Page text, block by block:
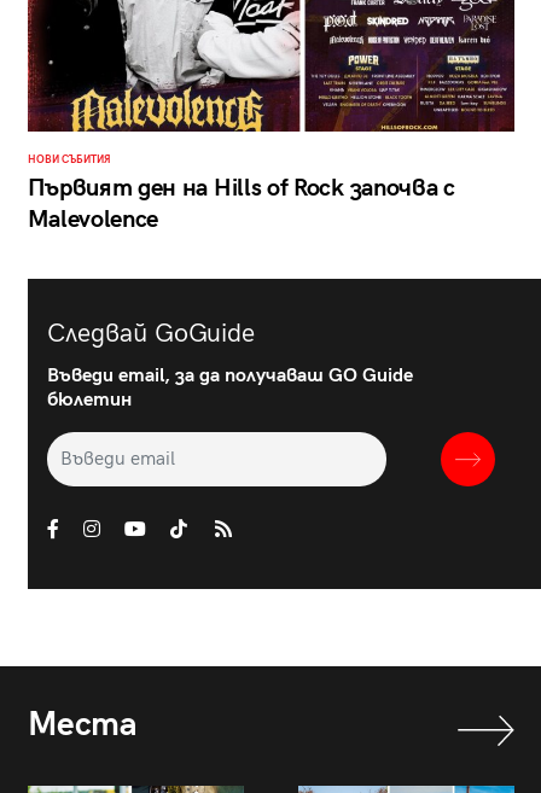
НОВИ СЪБИТИЯ
Първият ден на Hills of Rock започва с
Malevolence
Следвай GoGuide
Въведи email, за да получаваш GO Guide
бюлетин
Места